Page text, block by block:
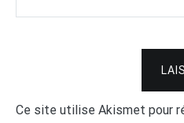
Ce site utilise Akismet pour